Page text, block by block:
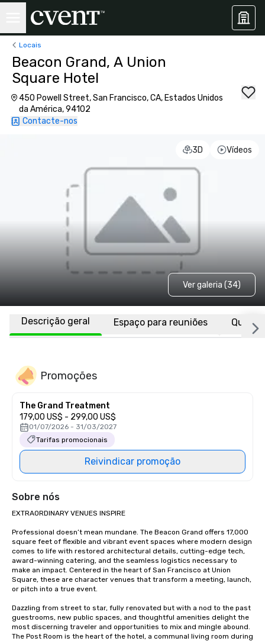
Locais
Beacon Grand, A Union
Square Hotel
450 Powell Street, San Francisco, CA, Estados Unidos
da América, 94102
Contacte-nos
3D Vídeos
Ver galeria (34)
Descrição geral Espaço para reuniões
Promoções
The Grand Treatment
179,00 US$ - 299,00 US$
01/07/2026 - 31/03/2027
Tarifas promocionais
Reivindicar promoção
Sobre nós
EXTRAORDINARY VENUES INSPIRE
Professional doesn’t mean mundane. The Beacon Grand offers 17,000
square feet of flexible and vibrant event spaces where modern design
comes to life with restored architectural details, cutting-edge tech,
award-winning catering, and the seamless logistics necessary to
make an impact. Centered in the heart of San Francisco at Union
Square, these are character venues that transform a meeting, launch,
or pitch into a true event.
Dazzling from street to star, fully renovated but with a nod to the past
guestrooms, new public spaces, and thoughtful amenities delight the
most discerning traveler and opportunities to mix and mingle abound.
The Post Room is the heart of the hotel, a communal living room during